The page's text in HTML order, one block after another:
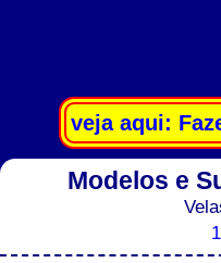
Modelos e